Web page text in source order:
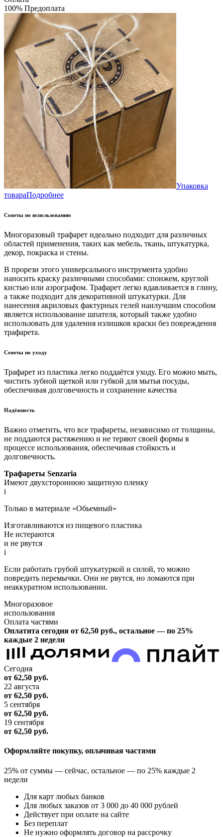
100% Предоплата
Упаковка
товараПодробнее
Советы по использованию
Многоразовый трафарет идеально подходит для различных
областей применения, таких как мебель, ткань, штукатурка,
декор, покраска и стены.
В прорези этого универсального инструмента удобно
наносить краску различными способами: спонжем, круглой
кистью или аэрографом. Трафарет легко вдавливается в глину,
а также подходит для декоративной штукатурки. Для
нанесения акриловых фактурных гелей наилучшим способом
является использование шпателя, который также удобно
использовать для удаления излишков краски без повреждения
трафарета.
Советы по уходу
Трафарет из пластика легко поддаётся уходу. Его можно мыть,
чистить зубной щеткой или губкой для мытья посуды,
обеспечивая долговечность и сохранение качества
Надёжность
Важно отметить, что все трафареты, независимо от толщины,
не поддаются растяжению и не теряют своей формы в
процессе использования, обеспечивая стойкость и
долговечность.
Трафареты Senzaria
Имеют двухстороннюю защитную пленку
i
Только в материале «Обьемный»
Изготавливаются из пищевого пластика
Не истераются
и не рвутся
i
Если работать грубой штукатуркой и силой, то можно
повредить перемычки. Они не рвутся, но ломаются при
неаккуратном использовании.
Многоразовое
использования
Оплата частями
Оплатита сегодня от 62,50 руб., остальное — по 25%
каждые 2 недели
Сегодня
от 62,50 руб.
22 августа
от 62,50 руб.
5 сентября
от 62,50 руб.
19 сентября
от 62,50 руб.
Оформляйте покупку, оплачивая частями
25% от суммы — сейчас, остальное — по 25% каждые 2
недели
Для карт любых банков
Для любых заказов от 3 000 до 40 000 рублей
Действует при оплате на сайте
Без переплат
Не нужно оформлять договор на рассрочку